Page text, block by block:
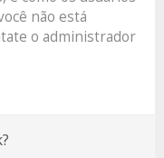
não está
o administrador